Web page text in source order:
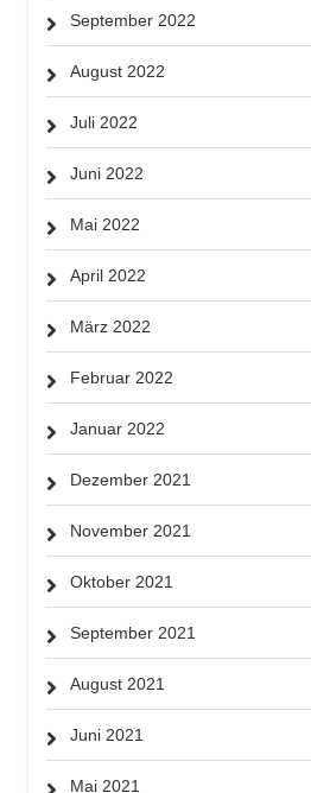
September 2022
August 2022
Juli 2022
Juni 2022
Mai 2022
April 2022
März 2022
Februar 2022
Januar 2022
Dezember 2021
November 2021
Oktober 2021
September 2021
August 2021
Juni 2021
Mai 2021